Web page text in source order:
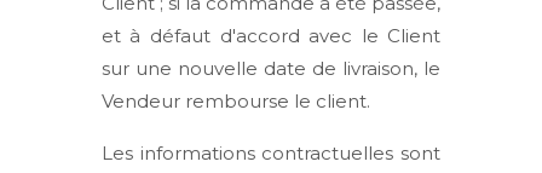
et à défaut d'accord avec le Client
sur une nouvelle date de livraison, le
Vendeur rembourse le client.
Les informations contractuelles sont